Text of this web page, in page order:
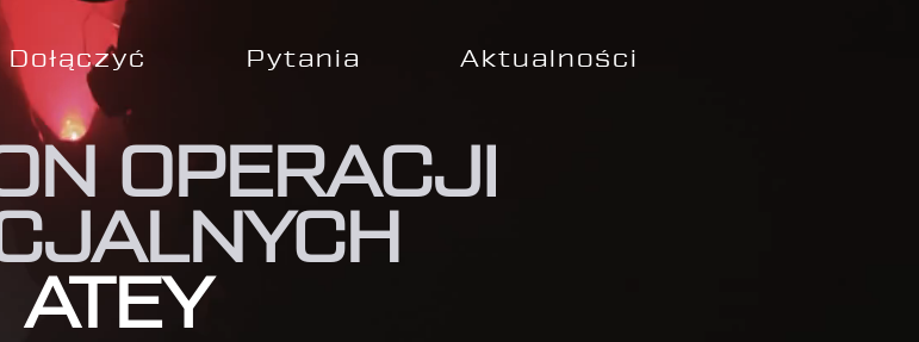
Dołączyć Pytania Aktualności
OPERACJI
ATEY